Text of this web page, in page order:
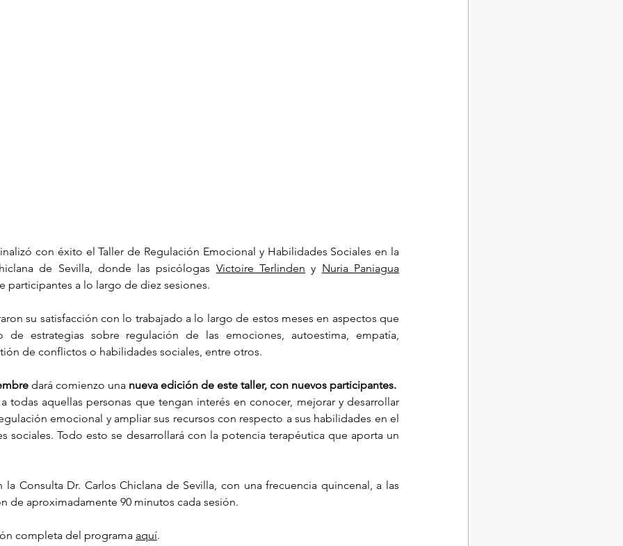
con éxito el Taller de Regulación Emocional y Habilidades Sociales en la
de Sevilla, donde las psicólogas Victoire Terlinden y Nuria Paniagua
participantes a lo largo de diez sesiones.
su satisfacción con lo trabajado a lo largo de estos meses en aspectos que
de estrategias sobre regulación de las emociones, autoestima, empatía,
de conflictos o habilidades sociales, entre otros.
dará comienzo una nueva edición de este taller, con nuevos participantes.
todas aquellas personas que tengan interés en conocer, mejorar y desarrollar
emocional y ampliar sus recursos con respecto a sus habilidades en el
sociales. Todo esto se desarrollará con la potencia terapéutica que aporta un
la Consulta Dr. Carlos Chiclana de Sevilla, con una frecuencia quincenal, a las
de aproximadamente 90 minutos cada sesión.
completa del programa aquí.